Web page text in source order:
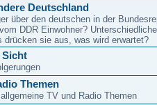
Deutschland
über den deutschen in der
DDR Einwohner?
drücken sie aus, was wird erwartet?
Sicht
Themen
TV und Radio Themen